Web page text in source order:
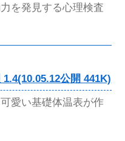
を発見する心理検査
公開 441K)
愛い基礎体温表が作